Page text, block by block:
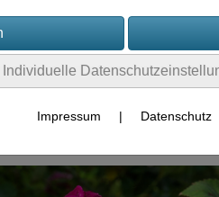
Hilfreiches Rechtliches
Individuelle
Impressum | Datenschutz